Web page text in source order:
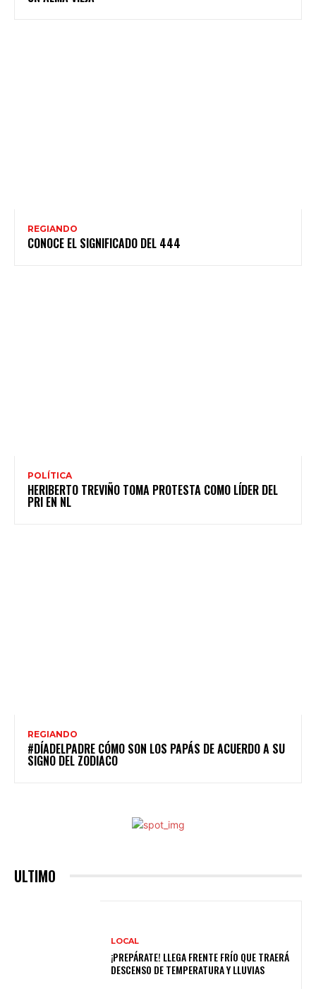
REGIANDO
CONOCE EL SIGNIFICADO DEL 444
POLÍTICA
HERIBERTO TREVIÑO TOMA PROTESTA COMO LÍDER DEL
PRI EN NL
REGIANDO
#DÍADELPADRE CÓMO SON LOS PAPÁS DE ACUERDO A SU
SIGNO DEL ZODIACO
ULTIMO
LOCAL
¡PREPÁRATE! LLEGA FRENTE FRÍO QUE TRAERÁ
DESCENSO DE TEMPERATURA Y LLUVIAS